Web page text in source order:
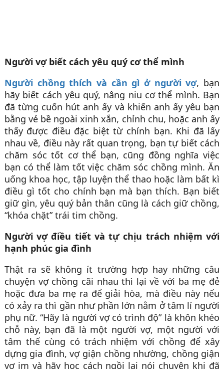
Người vợ biết cách yêu quý cơ thể mình
Người chồng thích và cần gì ở người vợ, bạn
hãy biết cách yêu quý, nâng niu cơ thể mình. Bạn
đã từng cuốn hút anh ấy và khiến anh ấy yêu bạn
bằng vẻ bề ngoài xinh xắn, chỉnh chu, hoặc anh ấy
thấy được điều đặc biệt từ chính bạn. Khi đã lấy
nhau về, điều này rất quan trọng, bạn tự biết cách
chăm sóc tốt cơ thể bạn, cũng đồng nghĩa việc
bạn có thể làm tốt việc chăm sóc chồng mình. Ăn
uống khoa học, tập luyện thể thao hoặc làm bất kì
điều gì tốt cho chính bạn mà bạn thích. Bạn biết
giữ gìn, yêu quý bản thân cũng là cách giữ chồng,
“khóa chặt” trái tim chồng.
Người vợ điều tiết và tự chịu trách nhiệm với
hạnh phúc gia đình
Thật ra sẽ không ít trường hợp hay những câu
chuyện vợ chồng cãi nhau thì lại về với ba mẹ đẻ
hoặc đưa ba mẹ ra để giải hòa, mà điều này nếu
có xảy ra thì gần như phần lớn nằm ở tâm lí người
phụ nữ. “Hãy là người vợ có trình độ” là khôn khéo
chỗ này, bạn đã là một người vợ, một người với
tâm thế cùng có trách nhiệm với chồng để xây
dựng gia đình, vợ giận chồng nhường, chồng giận
vợ im và hãy học cách ngồi lại nói chuyện khi đã